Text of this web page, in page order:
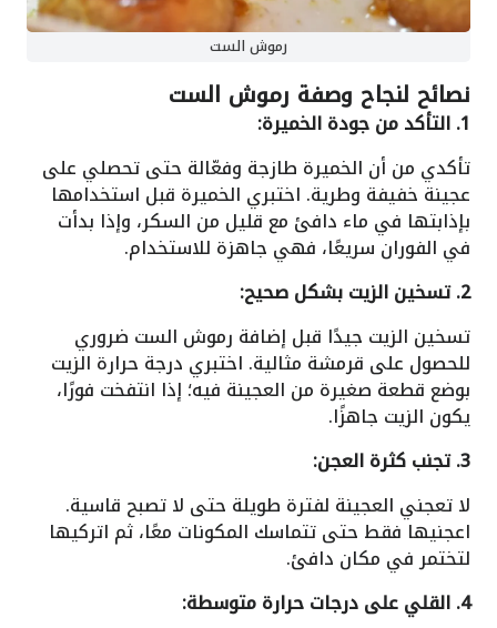
رموش الست
نصائح لنجاح وصفة رموش الست
1. التأكد من جودة الخميرة:
تأكدي من أن الخميرة طازجة وفعّالة حتى تحصلي على
عجينة خفيفة وطرية. اختبري الخميرة قبل استخدامها
بإذابتها في ماء دافئ مع قليل من السكر، وإذا بدأت
في الفوران سريعًا، فهي جاهزة للاستخدام.
2. تسخين الزيت بشكل صحيح:
تسخين الزيت جيدًا قبل إضافة رموش الست ضروري
للحصول على قرمشة مثالية. اختبري درجة حرارة الزيت
بوضع قطعة صغيرة من العجينة فيه؛ إذا انتفخت فورًا،
يكون الزيت جاهزًا.
3. تجنب كثرة العجن:
لا تعجني العجينة لفترة طويلة حتى لا تصبح قاسية.
اعجنيها فقط حتى تتماسك المكونات معًا، ثم اتركيها
لتختمر في مكان دافئ.
4. القلي على درجات حرارة متوسطة: